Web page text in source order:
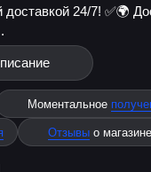
доставкой 24/7! ✅🌍
Моментальное
Отзывы о магазине